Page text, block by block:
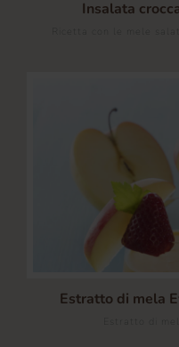
Insalata
Estratto di mela